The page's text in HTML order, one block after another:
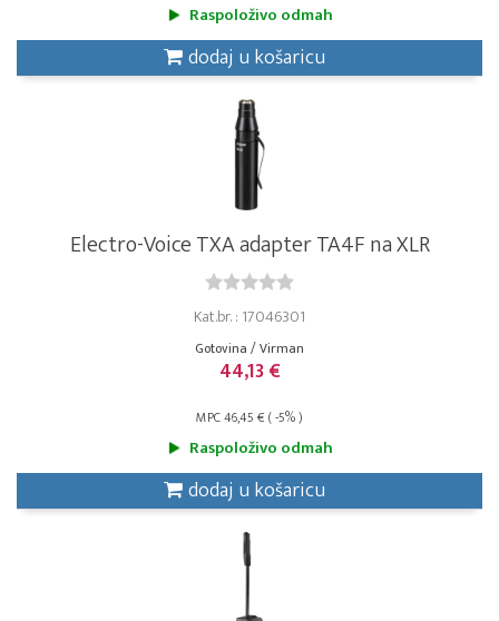
Raspoloživo odmah
dodaj u košaricu
Electro-Voice TXA adapter TA4F na XLR
Kat.br. : 17046301
Gotovina / Virman
44,13 €
MPC 46,45 € ( -5% )
Raspoloživo odmah
dodaj u košaricu